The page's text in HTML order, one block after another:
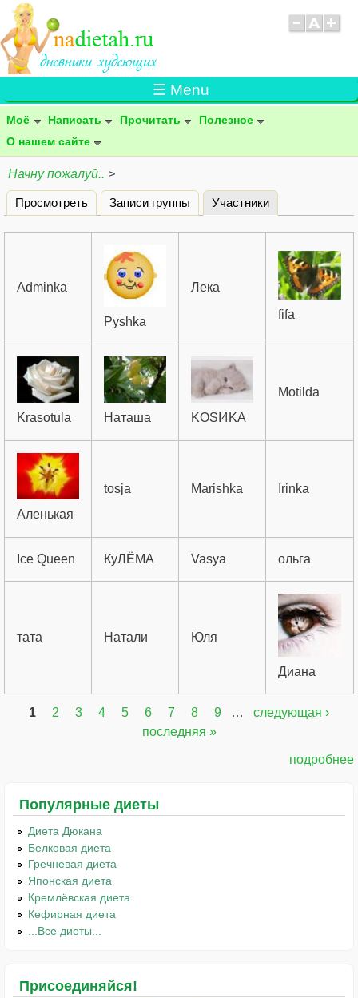
☰ Menu
Моё Написать Прочитать
Полезное
О нашем сайте
Начну пожалуй.. >
Главные вкладки
Просмотреть Записи группы Участники
Adminka
Pyshka
Лека
fifa
Krasotula Наташа KOSI4KA
Motilda
Аленькая
tosja Marishka Irinka
Ice Queen КуЛЁМА Vasya ольга
тата Натали Юля
Диана
1 2 3 4 5 6 7 8 9 …
следующая ›
последняя »
подробнее
Популярные диеты
Диета Дюкана
Белковая диета
Гречневая диета
Японская диета
Кремлёвская диета
Кефирная диета
...Все диеты...
Присоединяйся!